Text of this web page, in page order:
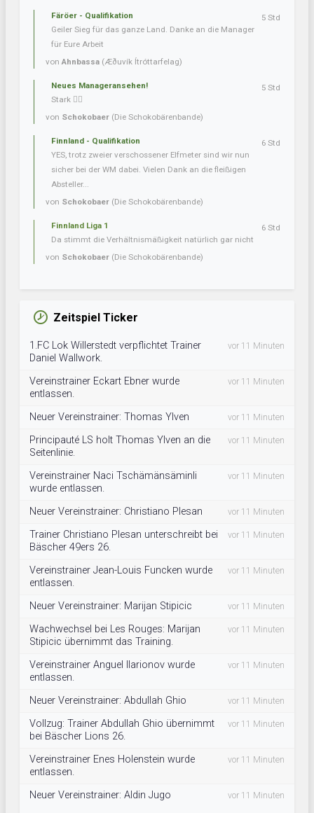
Färöer - Qualifikation
Geiler Sieg für das ganze Land. Danke an die Manager
für Eure Arbeit
vonAhnbassa (Æðuvík Ítróttarfelag)
5 Std
Neues Manageransehen!
Stark 👍🏼
von Schokobaer (Die Schokobärenbande)
5 Std
Finnland - Qualifikation
YES, trotz zweier verschossener Elfmeter sind wir nun
sicher bei der WM dabei. Vielen Dank an die fleißigen
Absteller...
von Schokobaer (Die Schokobärenbande)
6 Std
Finnland Liga 1
Da stimmt die Verhältnismäßigkeit natürlich gar nicht
von Schokobaer (Die Schokobärenbande)
6 Std
Zeitspiel Ticker
1.FC Lok Willerstedt verpflichtet Trainer
Daniel Wallwork.
vor 11 Minuten
Vereinstrainer Eckart Ebner wurde
entlassen.
vor 11 Minuten
Neuer Vereinstrainer: Thomas Ylven vor 11 Minuten
Principauté LS holt Thomas Ylven an die
Seitenlinie.
vor 11 Minuten
Vereinstrainer Naci Tschämänsäminli
wurde entlassen.
vor 11 Minuten
Neuer Vereinstrainer: Christiano Plesan vor 11 Minuten
Trainer Christiano Plesan unterschreibt bei
Bäscher 49ers 26.
vor 11 Minuten
Vereinstrainer Jean-Louis Funcken wurde
entlassen.
vor 11 Minuten
Neuer Vereinstrainer: Marijan Stipicic vor 11 Minuten
Wachwechsel bei Les Rouges: Marijan
Stipicic übernimmt das Training.
vor 11 Minuten
Vereinstrainer Anguel Ilarionov wurde
entlassen.
vor 11 Minuten
Neuer Vereinstrainer: Abdullah Ghio vor 11 Minuten
Vollzug: Trainer Abdullah Ghio übernimmt
bei Bäscher Lions 26.
vor 11 Minuten
Vereinstrainer Enes Holenstein wurde
entlassen.
vor 11 Minuten
Neuer Vereinstrainer: Aldin Jugo vor 11 Minuten